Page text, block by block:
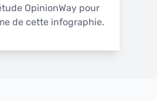
OpinionWay pour
de cette infographie.